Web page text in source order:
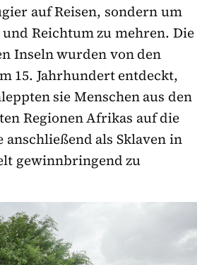
auf Reisen, sondern um
Reichtum zu mehren. Die
Inseln wurden von den
15. Jahrhundert entdeckt,
sie Menschen aus den
Regionen Afrikas auf die
anschließend als Sklaven in
gewinnbringend zu